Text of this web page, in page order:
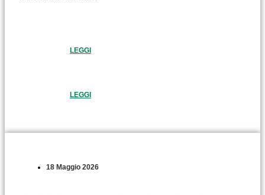
LEGGI
LEGGI
18 Maggio 2026